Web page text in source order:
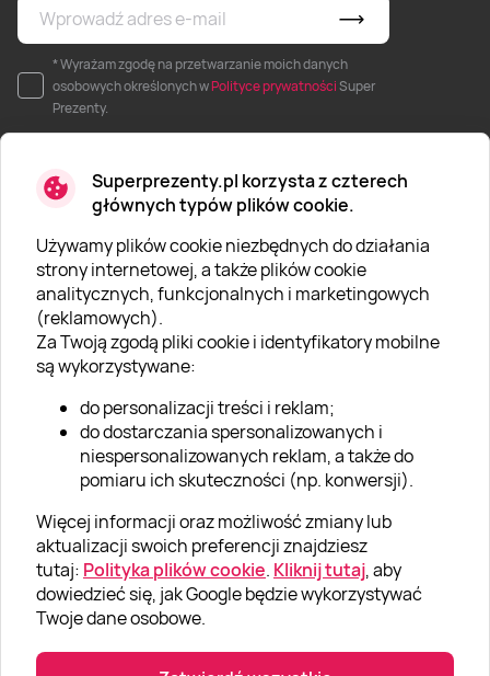
Superprezenty.pl korzysta z czterech
głównych typów plików cookie.
Używamy plików cookie niezbędnych do działania
strony internetowej, a także plików cookie
analitycznych, funkcjonalnych i marketingowych
(reklamowych).
Za Twoją zgodą pliki cookie i identyfikatory mobilne
są wykorzystywane:
do personalizacji treści i reklam;
do dostarczania spersonalizowanych i
niespersonalizowanych reklam, a także do
pomiaru ich skuteczności (np. konwersji).
Więcej informacji oraz możliwość zmiany lub
aktualizacji swoich preferencji znajdziesz
tutaj: Polityka plików cookie. Kliknij tutaj, aby
dowiedzieć się, jak Google będzie wykorzystywać
Twoje dane osobowe.
* Wyrażam zgodę na przetwarzanie moich danych
osobowych określonych wPolityce prywatnościSuper
Prezenty.
O SUPERPREZENTY
O nas
Aktualności
Kariera w Super Prezentach
Klub Lojalnościowy
Dodaj recenzję
Informacje
GRUPA „SUPER PREZENTY“